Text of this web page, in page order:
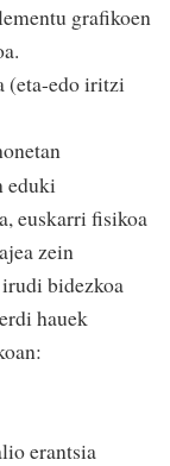
grafikoen
(eta-edo iritzi
eduki
euskarri fisikoa
zein
bidezkoa
hauek
erantsia